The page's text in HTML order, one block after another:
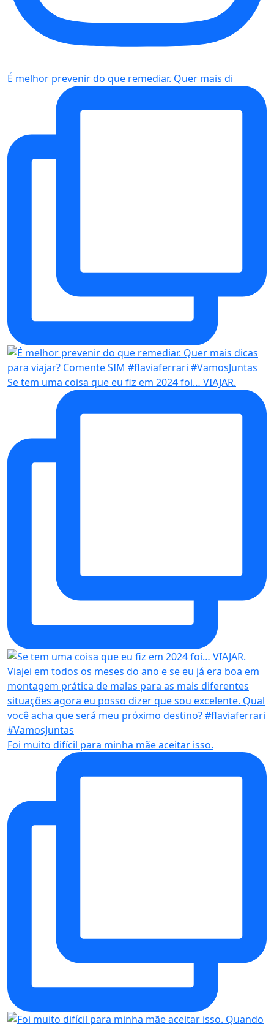
É melhor prevenir do que remediar. Quer mais di
Se tem uma coisa que eu fiz em 2024 foi… VIAJAR.
Foi muito difícil para minha mãe aceitar isso.